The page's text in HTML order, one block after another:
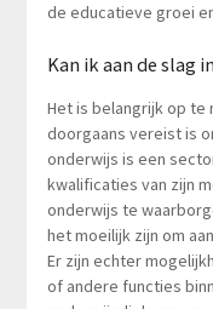
de educatieve groei
Kan ik aan de slag
Het is belangrijk op te
doorgaans vereist is
onderwijs is een
kwalificaties van zijn
onderwijs te
het moeilijk zijn om
Er zijn echter
of andere functies